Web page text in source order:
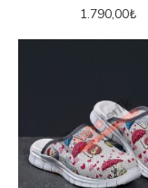
1.790,00₺